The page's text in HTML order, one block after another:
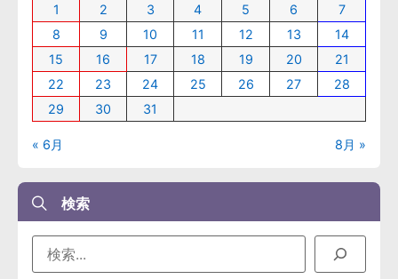
1
2 3 4 5 6
7
8
9 10 11 12 13
14
15
16 17 18 19 20
21
22
23 24 25 26 27
28
29
30 31
« 6月 8月 »
検索